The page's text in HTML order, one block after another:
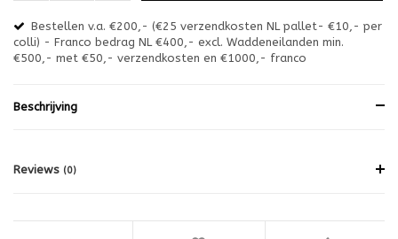
Bestellen v.a. €200,- (€25 verzendkosten NL pallet- €10,- per
colli) - Franco bedrag NL €400,- excl. Waddeneilanden min.
€500,- met €50,- verzendkosten en €1000,- franco
Beschrijving
Reviews (0)